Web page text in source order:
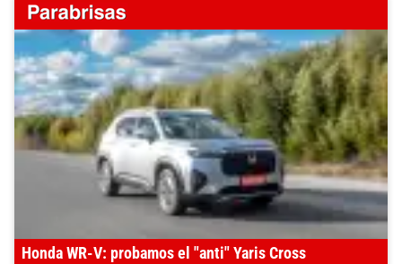
Honda WR-V: probamos el "anti" Yaris Cross